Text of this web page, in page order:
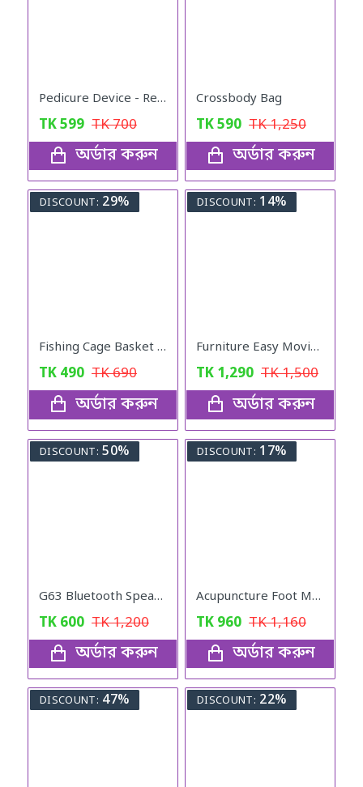
Pedicure Device - Rechargeable Callus Remover
TK599 TK700
অর্ডার করুন
Crossbody Bag
TK590 TK1,250
অর্ডার করুন
DISCOUNT: 29%
Fishing Cage Basket Plastic (7 Hole)
TK 490 TK690
অর্ডার করুন
DISCOUNT: 14%
Furniture Easy Moving Tool Set, Heavy Furniture Moving & Lifting System
TK 1,290 TK1,500
অর্ডার করুন
DISCOUNT: 50%
G63 Bluetooth Speaker Atmosphere Light Wireless Charger
TK 600 TK1,200
অর্ডার করুন
DISCOUNT: 17%
Acupuncture Foot Massager
TK 960 TK1,160
অর্ডার করুন
DISCOUNT: 47% DISCOUNT: 22%